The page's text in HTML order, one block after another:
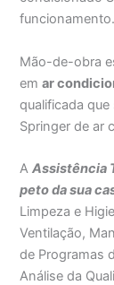
funcionamento.
Mão-de-obra
emar
qualificada
Springer de ar
AAssistência
peto da sua
Limpeza e
Ventilação,
de Programas
Análise da